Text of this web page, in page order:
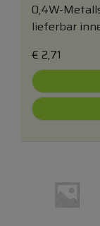
0,4W-
lieferbar
€ 2,71